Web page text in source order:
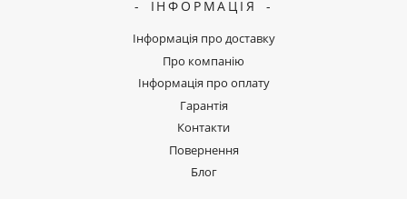
ІНФОРМАЦІЯ
Інформація про доставку
Про компанію
Інформація про оплату
Гарантія
Контакти
Повернення
Блог